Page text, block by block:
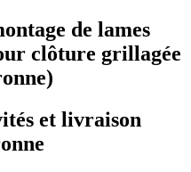
de lames
clôture grillagée
et livraison